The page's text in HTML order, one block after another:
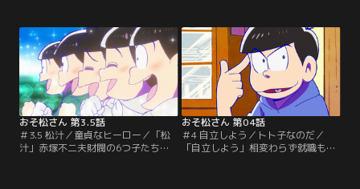
りとして定職についていないという
ありさま。さすがにマズイと考え
て、就職活動を始める6つ子だった
が……。そんな彼らが昔なじみのイ
ヤミに紹介されたのは？「おそ松の
憂鬱」ひとりでヒマを持て余し…。
【提供：バンダイチャンネル】
らゆる場所、さらにはあんなところ
まで？！好き勝手やり放題（？）の
おそ松たちが、あちらこちらで繰り
広げる騒動が盛りだくさんのショー
トショート集！！乞う御期待？！
【提供：バンダイチャンネル】
おそ松さん 第3.5話
＃3.5 松汁／童貞なヒーロー／「松
汁」赤塚不二夫財閥の6つ子たち、
おそ松さん 第04話
＃4 自立しよう／トト子なのだ／
「自立しよう」相変わらず就職もせ